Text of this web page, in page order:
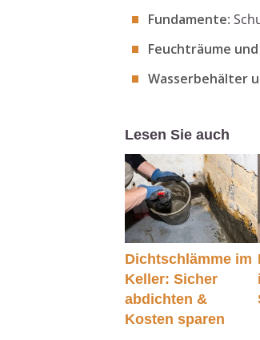
Fundamente:
Feuchträume
Wasserbehälter
Lesen Sie auch
Dichtschlämme im
Keller: Sicher
abdichten &
Kosten sparen